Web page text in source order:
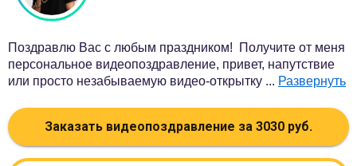
Поздравлю Вас с любым праздником! Получите от меня
персональное видеопоздравление, привет, напутствие
или просто незабываемую видео-открытку ... Развернуть
Заказать видеопоздравление за 3030 руб.